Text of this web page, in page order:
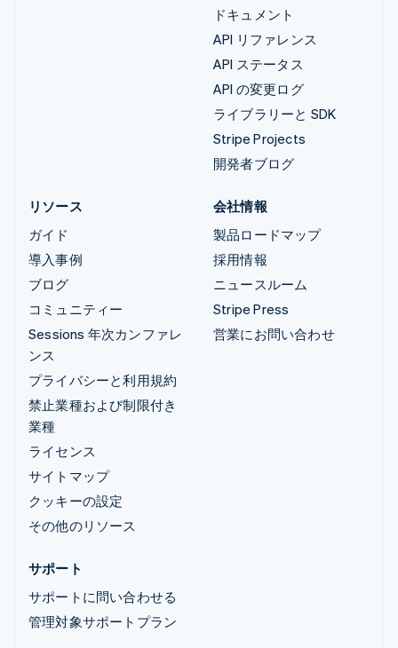
ドキュメント
API リファレンス
API ステータス
API の変更ログ
ライブラリーと SDK
Stripe Projects
開発者ブログ
リソース
ガイド
導入事例
ブログ
コミュニティー
Sessions 年次カンファレ
ンス
プライバシーと利用規約
禁止業種および制限付き
業種
ライセンス
サイトマップ
クッキーの設定
その他のリソース
会社情報
製品ロードマップ
採用情報
ニュースルーム
Stripe Press
営業にお問い合わせ
サポート
サポートに問い合わせる
管理対象サポートプラン